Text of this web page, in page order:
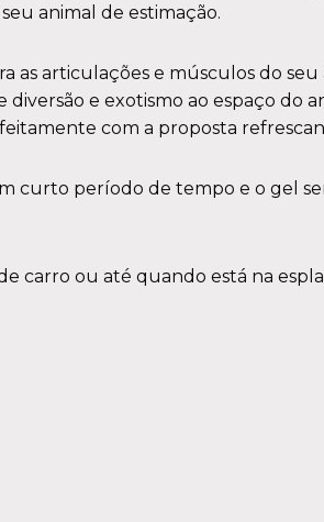
animal de estimação.
as articulações e músculos do seu
e exotismo ao espaço do
com a proposta
curto período de tempo e o gel
carro ou até quando está na